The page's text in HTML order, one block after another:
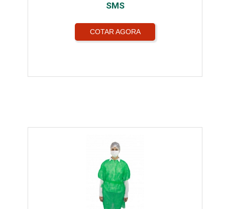
SMS
COTAR AGORA